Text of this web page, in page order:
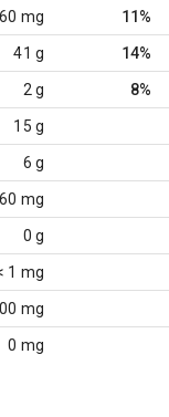
mg 11%
41 g 14%
2 g 8%
15 g
6 g
60 mg
0 g
1 mg
mg
0 mg